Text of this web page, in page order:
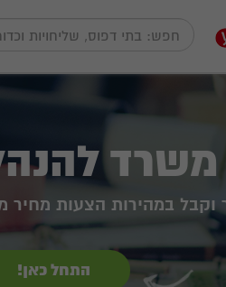
וקבל במהירות הצעות מחיר
התחל כאן!